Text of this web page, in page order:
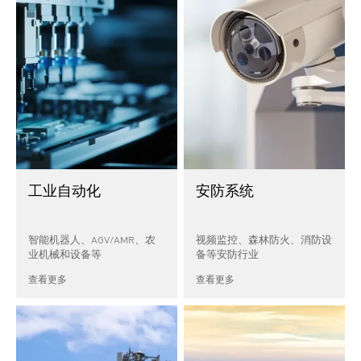
工业自动化
智能机器人、AGV/AMR、农
业机械和设备等
查看更多
安防系统
视频监控、森林防火、消防设
备等安防行业
查看更多